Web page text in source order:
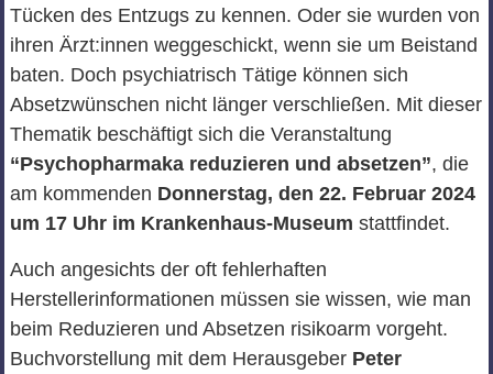
Tücken des Entzugs zu kennen. Oder sie wurden von
ihren Ärzt:innen weggeschickt, wenn sie um Beistand
baten. Doch psychiatrisch Tätige können sich
Absetzwünschen nicht länger verschließen. Mit dieser
Thematik beschäftigt sich die Veranstaltung
“Psychopharmaka reduzieren und absetzen”, die
am kommenden Donnerstag, den 22. Februar 2024
um 17 Uhr im Krankenhaus-Museum stattfindet.
Auch angesichts der oft fehlerhaften
Herstellerinformationen müssen sie wissen, wie man
beim Reduzieren und Absetzen risikoarm vorgeht.
Buchvorstellung mit dem Herausgeber Peter